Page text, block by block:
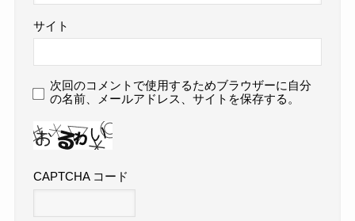
サイト
次回のコメントで使用するためブラウザーに自分
の名前、メールアドレス、サイトを保存する。
CAPTCHA コード